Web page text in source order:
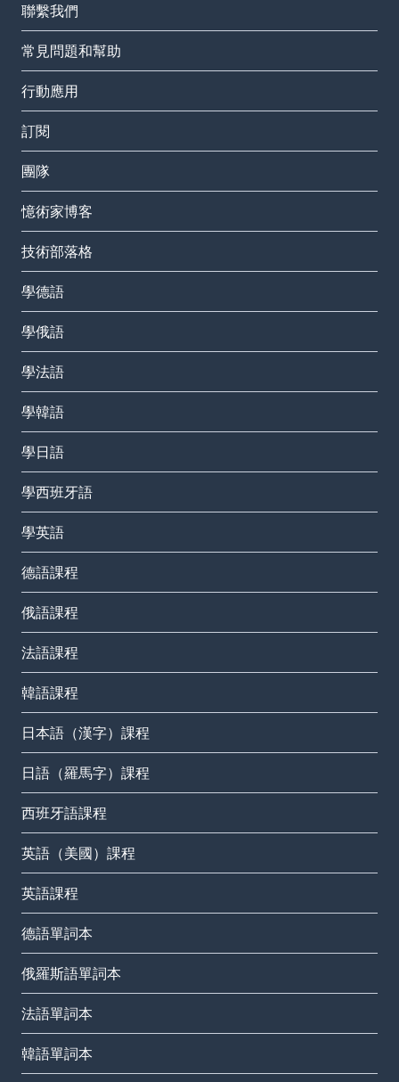
聯繫我們
常見問題和幫助
行動應用
訂閱
團隊
憶術家博客
技術部落格
學德語
學俄語
學法語
學韓語
學日語
學西班牙語
學英語
德語課程
俄語課程
法語課程
韓語課程
日本語（漢字）課程
日語（羅馬字）課程
西班牙語課程
英語（美國）課程
英語課程
德語單詞本
俄羅斯語單詞本
法語單詞本
韓語單詞本